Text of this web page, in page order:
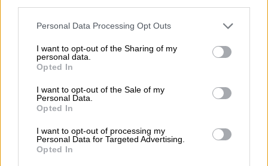
Personal Data Processing Opt Outs
I want to opt-out of the Sharing of my
personal data.
Opted In
I want to opt-out of the Sale of my
Personal Data.
Opted In
I want to opt-out of processing my
Personal Data for Targeted Advertising.
Opted In
odpowiedzialny
Lenovo Technology B.V. Sp. z
o.o.
02-460 Warszawa
https://lenovo.com
Pomoc